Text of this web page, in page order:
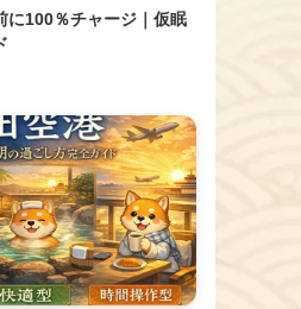
に100％チャージ｜仮眠